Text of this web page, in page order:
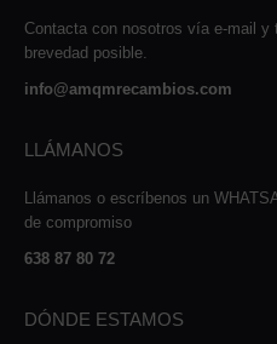
Contacta con nosotros vía e-mail y
brevedad posible.
info@amqmrecambios.com
LLÁMANOS
Llámanos o escríbenos un
de compromiso
638 87 80 72
DÓNDE ESTAMOS